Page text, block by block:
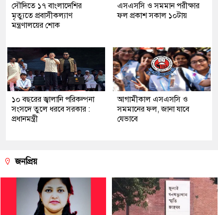
সৌ‌দিতে ১৭ বাংলাদেশির
মৃত্যুতে প্রবাসীকল্যাণ
মন্ত্রণালয়ের শোক
এসএসসি ও সমমান পরীক্ষার
ফল প্রকাশ সকাল ১০টায়
১০ বছরের জ্বালানি পরিকল্পনা
সংসদে তুলে ধরবে সরকার :
প্রধানমন্ত্রী
আগামীকাল এসএসসি ও
সমমানের ফল, জানা যাবে
যেভাবে
জনপ্রিয়